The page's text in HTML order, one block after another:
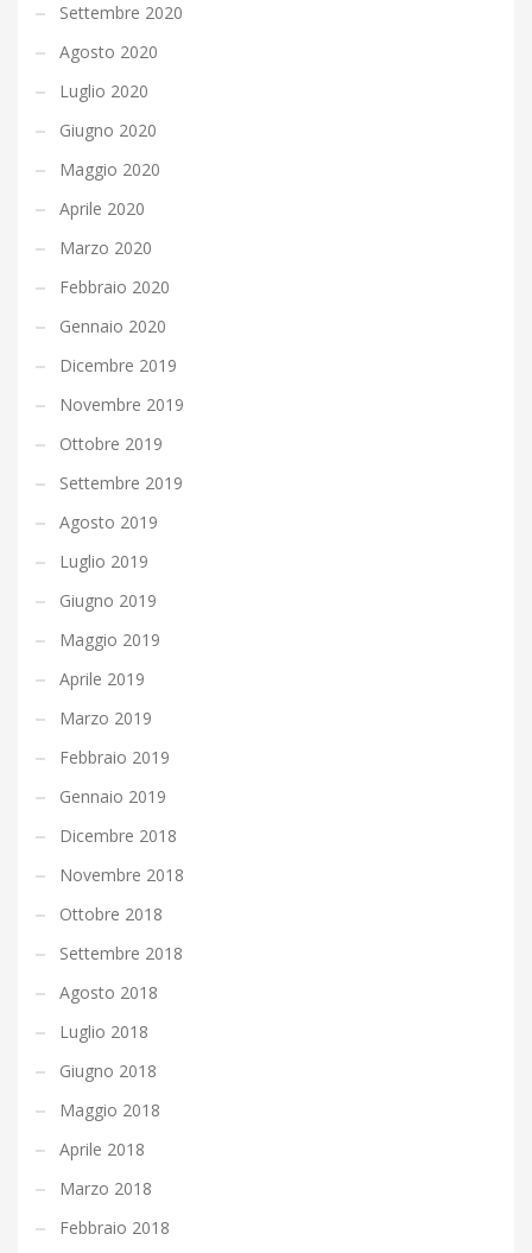
Settembre 2020
Agosto 2020
Luglio 2020
Giugno 2020
Maggio 2020
Aprile 2020
Marzo 2020
Febbraio 2020
Gennaio 2020
Dicembre 2019
Novembre 2019
Ottobre 2019
Settembre 2019
Agosto 2019
Luglio 2019
Giugno 2019
Maggio 2019
Aprile 2019
Marzo 2019
Febbraio 2019
Gennaio 2019
Dicembre 2018
Novembre 2018
Ottobre 2018
Settembre 2018
Agosto 2018
Luglio 2018
Giugno 2018
Maggio 2018
Aprile 2018
Marzo 2018
Febbraio 2018